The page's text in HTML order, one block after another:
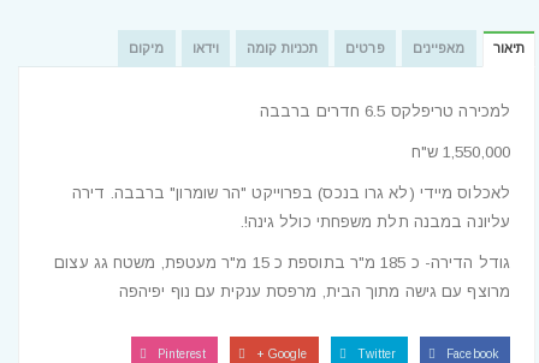
תיאור מאפיינים פרטים תכניות קומה וידאו מיקום
למכירה טריפלקס 6.5 חדרים ברבבה
1,550,000 ש"ח
לאכלוס מיידי (לא גרו בנכס) בפרוייקט "הר שומרון" ברבבה. דירה
עליונה במבנה תלת משפחתי כולל גינה!.
גודל הדירה- כ 185 מ"ר בתוספת כ 15 מ"ר מעטפת, משטח גג עצום
מרוצף עם גישה מתוך הבית, מרפסת ענקית עם נוף יפיהפה
Facebook
Twitter
Google +
Pinterest